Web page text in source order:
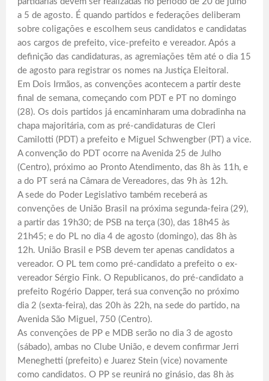
a 5 de agosto. É quando partidos e federações deliberam
sobre coligações e escolhem seus candidatos e candidatas
aos cargos de prefeito, vice-prefeito e vereador. Após a
definição das candidaturas, as agremiações têm até o dia 15
de agosto para registrar os nomes na Justiça Eleitoral.
Em Dois Irmãos, as convenções acontecem a partir deste
final de semana, começando com PDT e PT no domingo
(28). Os dois partidos já encaminharam uma dobradinha na
chapa majoritária, com as pré-candidaturas de Cleri
Camilotti (PDT) a prefeito e Miguel Schwengber (PT) a vice.
A convenção do PDT ocorre na Avenida 25 de Julho
(Centro), próximo ao Pronto Atendimento, das 8h às 11h, e
a do PT será na Câmara de Vereadores, das 9h às 12h.
A sede do Poder Legislativo também receberá as
convenções de União Brasil na próxima segunda-feira (29),
a partir das 19h30; de PSB na terça (30), das 18h45 às
21h45; e do PL no dia 4 de agosto (domingo), das 8h às
12h. União Brasil e PSB devem ter apenas candidatos a
vereador. O PL tem como pré-candidato a prefeito o ex-
vereador Sérgio Fink. O Republicanos, do pré-candidato a
prefeito Rogério Dapper, terá sua convenção no próximo
dia 2 (sexta-feira), das 20h às 22h, na sede do partido, na
Avenida São Miguel, 750 (Centro).
As convenções de PP e MDB serão no dia 3 de agosto
(sábado), ambas no Clube União, e devem confirmar Jerri
Meneghetti (prefeito) e Juarez Stein (vice) novamente
como candidatos. O PP se reunirá no ginásio, das 8h às